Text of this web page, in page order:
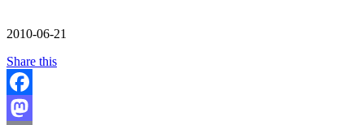
2010-06-21
Share this
Facebook